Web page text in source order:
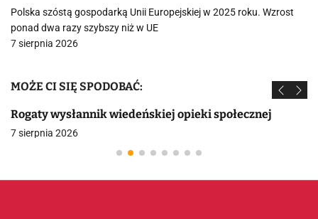
Polska szóstą gospodarką Unii Europejskiej w 2025 roku. Wzrost
ponad dwa razy szybszy niż w UE
7 sierpnia 2026
MOŻE CI SIĘ SPODOBAĆ:
Rogaty wysłannik wiedeńskiej opieki społecznej
7 sierpnia 2026